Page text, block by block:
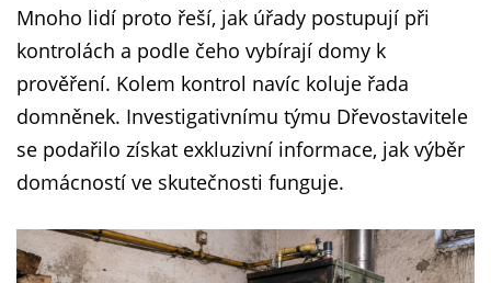
Mnoho lidí proto řeší, jak úřady postupují při
kontrolách a podle čeho vybírají domy k
prověření. Kolem kontrol navíc koluje řada
domněnek. Investigativnímu týmu Dřevostavitele
se podařilo získat exkluzivní informace, jak výběr
domácností ve skutečnosti funguje.